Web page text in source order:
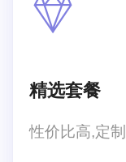
精选套餐
性价比高,定